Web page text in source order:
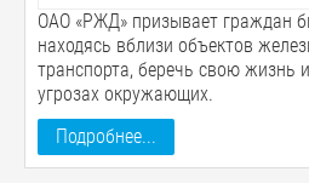
ОАО «РЖД» призывает граждан
находясь вблизи объектов
транспорта, беречь свою жизнь
угрозах окружающих.
Подробнее...